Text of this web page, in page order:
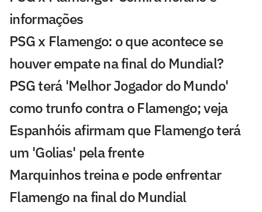
informações
PSG x Flamengo: o que acontece se
houver empate na final do Mundial?
PSG terá 'Melhor Jogador do Mundo'
como trunfo contra o Flamengo; veja
Espanhóis afirmam que Flamengo terá
um 'Golias' pela frente
Marquinhos treina e pode enfrentar
Flamengo na final do Mundial